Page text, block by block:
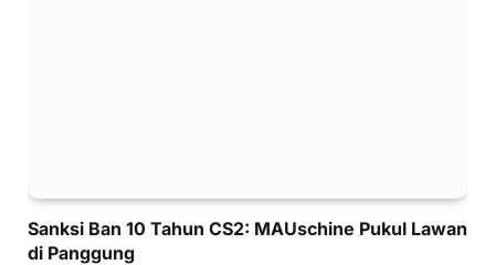
Sanksi Ban 10 Tahun CS2: MAUschine Pukul Lawan
di Panggung